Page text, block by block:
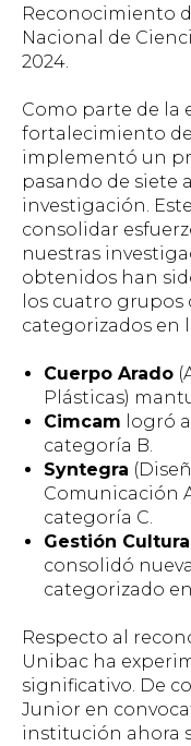
Reconocimiento
Nacional de
2024.
Como parte de la
fortalecimiento
implementó un
pasando de siete
investigación.
consolidar
nuestras
obtenidos han
los cuatro
categorizados en
Cuerpo Arado
Plásticas)
Cimcam logró
categoría B.
Syntegra
Comunicación
categoría C.
Gestión Cultural
consolidó
categorizado en
Respecto al
Unibac ha
significativo. De
Junior en
institución ahora